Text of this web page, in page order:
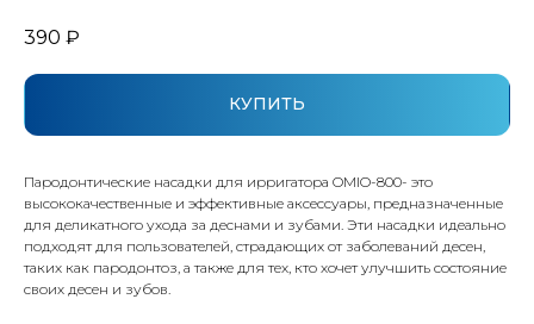
390 ₽
КУПИТЬ
Пародонтические насадки для ирригатора OMIO-800- это
высококачественные и эффективные аксессуары, предназначенные
для деликатного ухода за деснами и зубами. Эти насадки идеально
подходят для пользователей, страдающих от заболеваний десен,
таких как пародонтоз, а также для тех, кто хочет улучшить состояние
своих десен и зубов.